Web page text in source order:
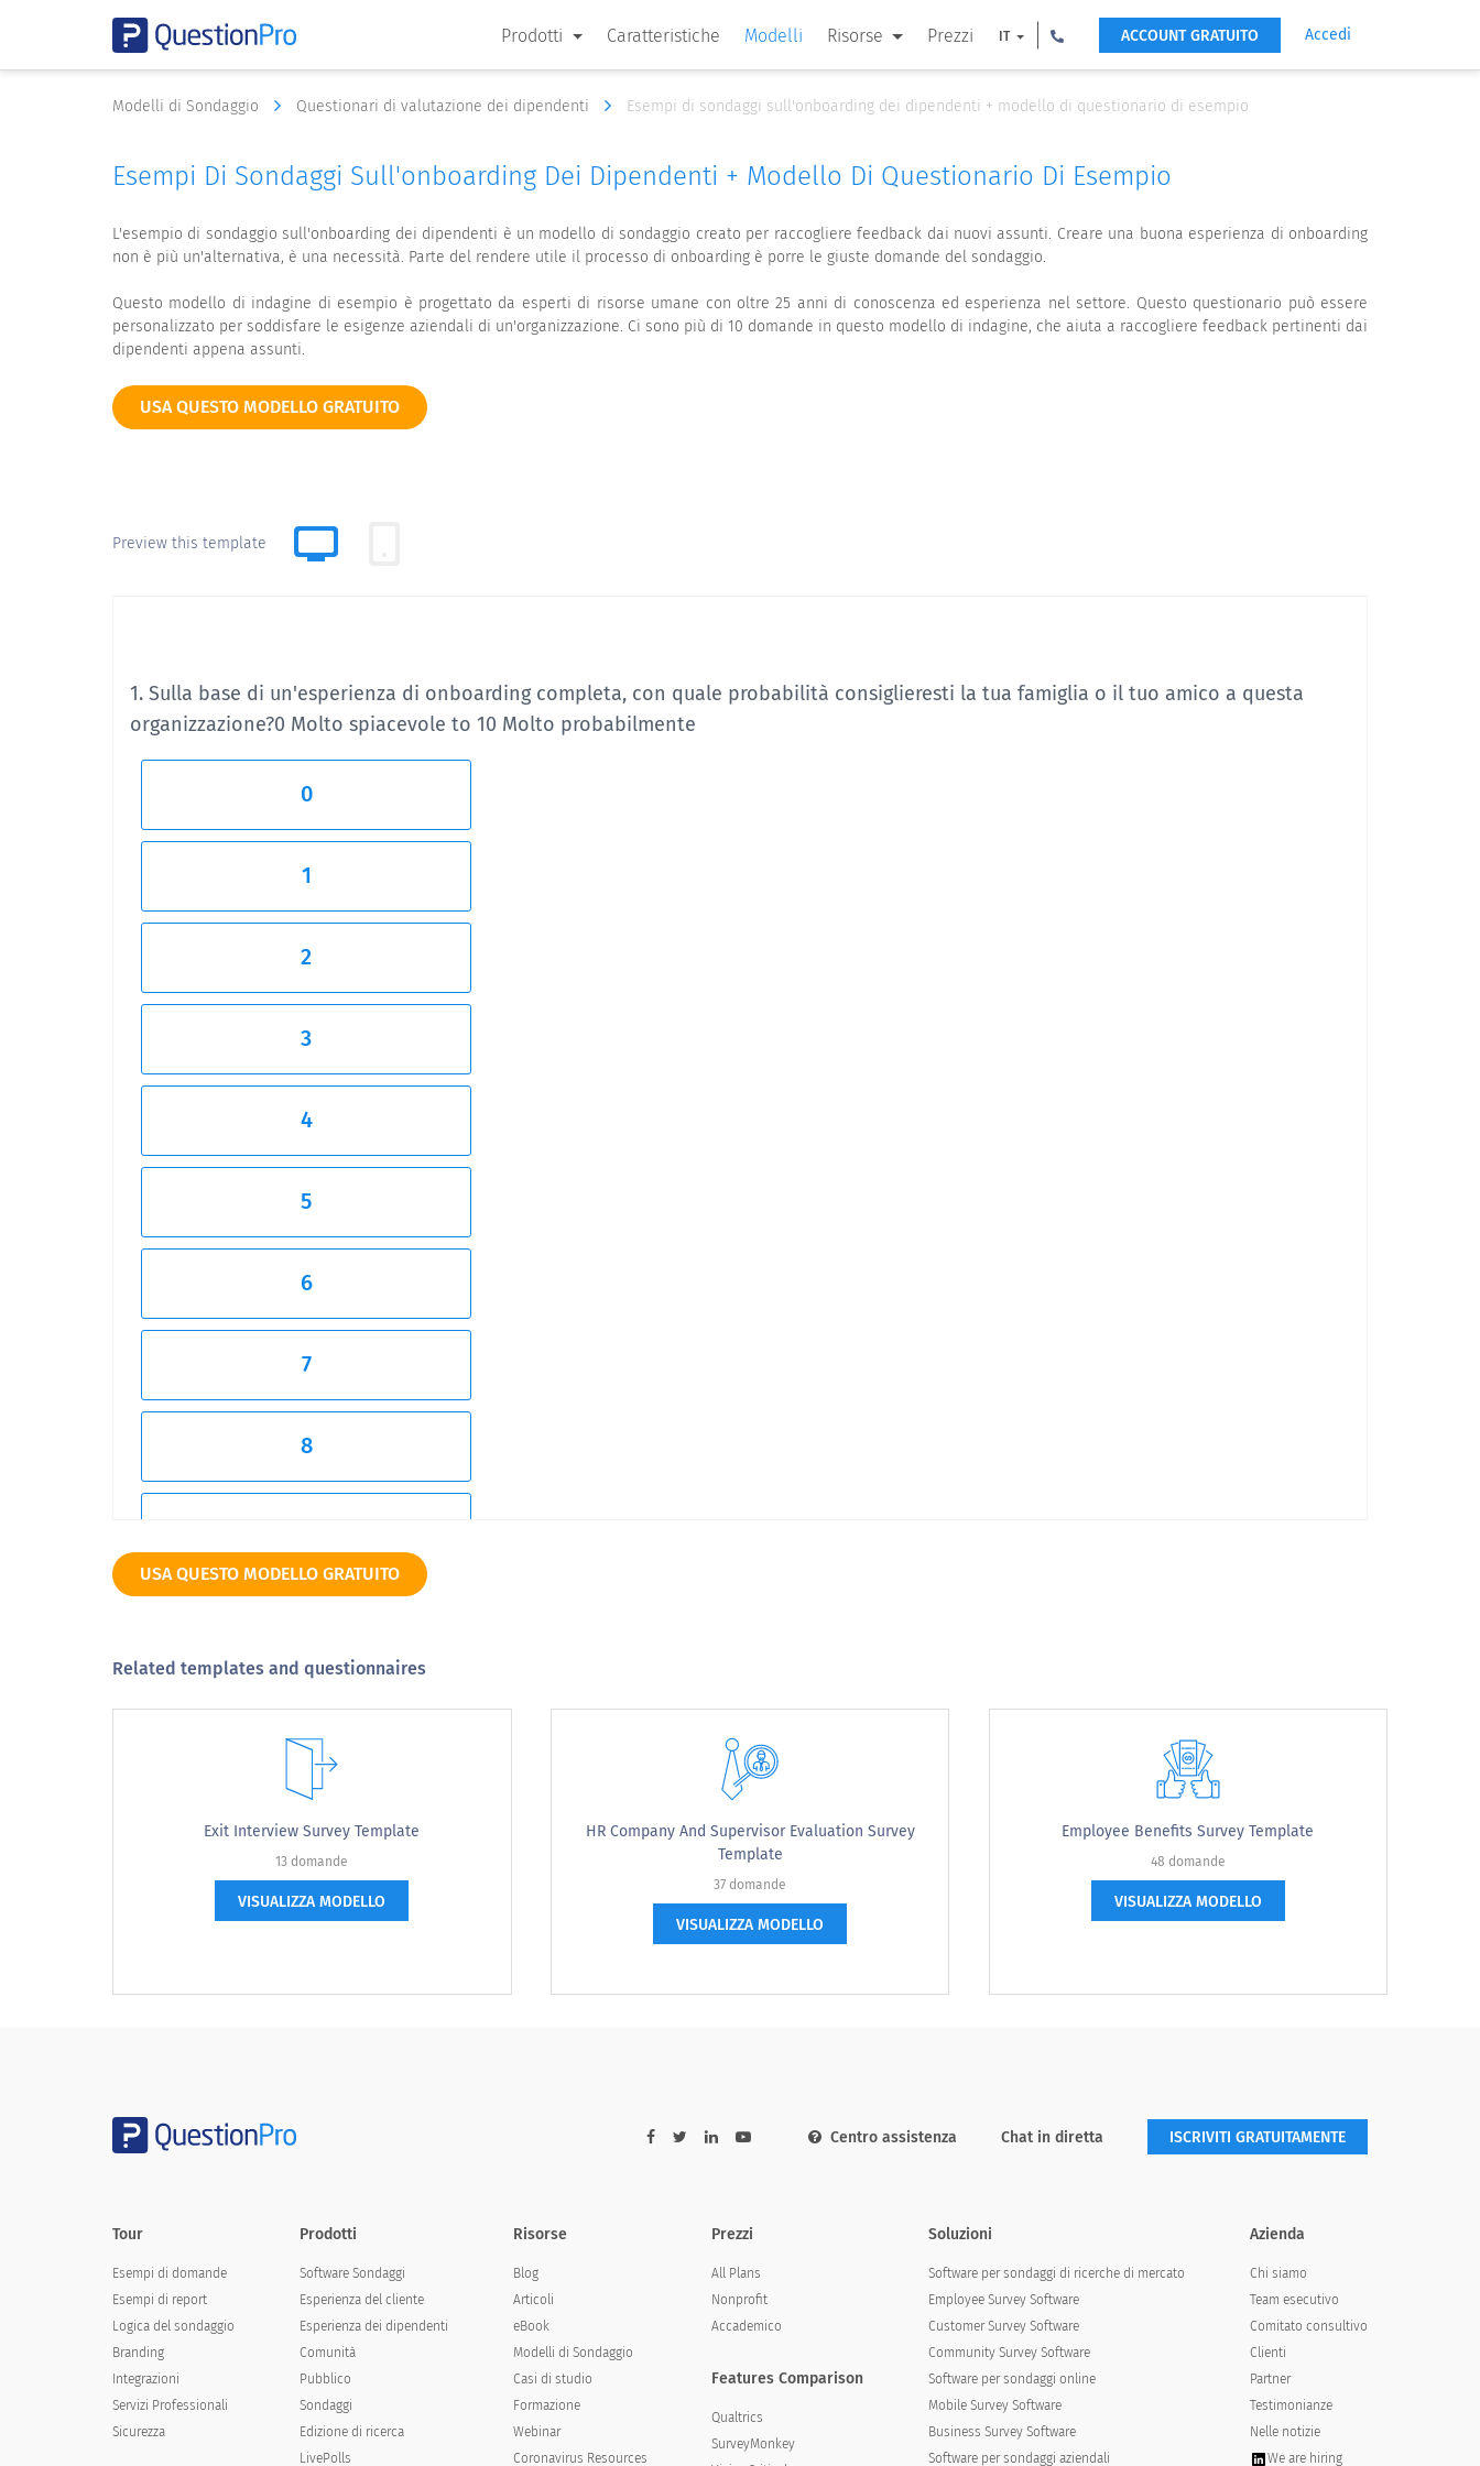
Prodotti Caratteristiche Modelli Risorse Prezzi IT ACCOUNT GRATUITO Accedi
Modelli di Sondaggio Questionari di valutazione dei dipendenti Esempi di sondaggi sull'onboarding dei dipendenti + modello di questionario di esempio
Esempi Di Sondaggi Sull'onboarding Dei Dipendenti + Modello Di Questionario Di Esempio
L'esempio di sondaggio sull'onboarding dei dipendenti è un modello di sondaggio creato per raccogliere feedback dai nuovi assunti. Creare una buona esperienza di onboarding
non è più un'alternativa, è una necessità. Parte del rendere utile il processo di onboarding è porre le giuste domande del sondaggio.
Questo modello di indagine di esempio è progettato da esperti di risorse umane con oltre 25 anni di conoscenza ed esperienza nel settore. Questo questionario può essere
personalizzato per soddisfare le esigenze aziendali di un'organizzazione. Ci sono più di 10 domande in questo modello di indagine, che aiuta a raccogliere feedback pertinenti dai
dipendenti appena assunti.
USA QUESTO MODELLO GRATUITO
Preview this template
1. Sulla base di un'esperienza di onboarding completa, con quale probabilità consiglieresti la tua famiglia o il tuo amico a questa
organizzazione?0 Molto spiacevole to 10 Molto probabilmente
0
1
2
3
4
5
6
7
8
Molto spiacevole
2. Hai una buona idea di come sarà il tuo lavoro?
2. Do you have a fair idea of what your job is going to be like?
3. Is this job close to your expectations?
4. Qual è quella sfida che vorresti affrontare immediatamente?
USA QUESTO MODELLO GRATUITO
Related templates and questionnaires
Exit Interview Survey Template
13 domande
VISUALIZZA MODELLO
HR Company And Supervisor Evaluation Survey
Template
37 domande
VISUALIZZA MODELLO
Employee Benefits Survey Template
48 domande
VISUALIZZA MODELLO
Centro assistenza Chat in diretta ISCRIVITI GRATUITAMENTE
Tour
Esempi di domande
Esempi di report
Logica del sondaggio
Branding
Integrazioni
Servizi Professionali
Sicurezza
Prodotti
Software Sondaggi
Esperienza del cliente
Esperienza dei dipendenti
Comunità
Pubblico
Sondaggi
Edizione di ricerca
LivePolls
Risorse
Blog
Articoli
eBook
Modelli di Sondaggio
Casi di studio
Formazione
Webinar
Coronavirus Resources
Prezzi
All Plans
Nonprofit
Accademico
Features Comparison
Qualtrics
SurveyMonkey
Soluzioni
Software per sondaggi di ricerche di mercato
Employee Survey Software
Customer Survey Software
Community Survey Software
Software per sondaggi online
Mobile Survey Software
Business Survey Software
Software per sondaggi aziendali
Azienda
Chi siamo
Team esecutivo
Comitato consultivo
Clienti
Partner
Testimonianze
Nelle notizie
We are hiring